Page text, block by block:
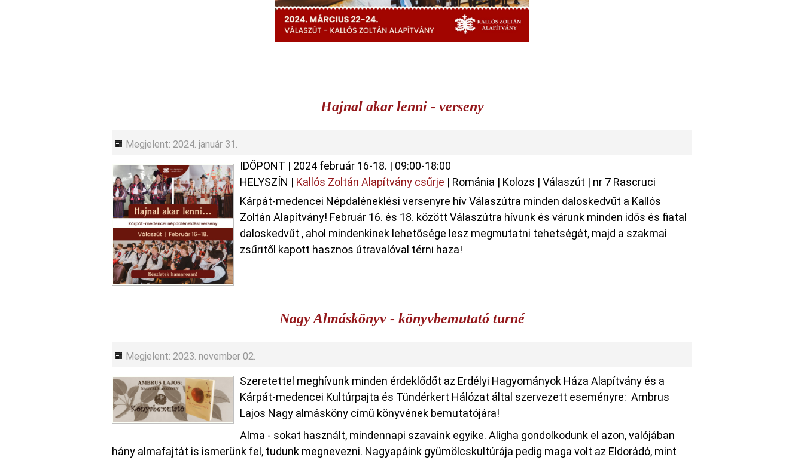
Hajnal akar lenni - verseny
Megjelent: 2024. január 31.
IDŐPONT | 2024 február 16-18. | 09:00-18:00
HELYSZÍN | Kallós Zoltán Alapítvány csűrje | Románia | Kolozs | Válaszút | nr 7 Rascruci
Kárpát-medencei Népdaléneklési versenyre hív Válaszútra minden daloskedvűt a Kallós
Zoltán Alapítvány! Február 16. és 18. között Válaszútra hívunk és várunk minden idős és fiatal
daloskedvűt , ahol mindenkinek lehetősége lesz megmutatni tehetségét, majd a szakmai
zsűritől kapott hasznos útravalóval térni haza!
Nagy Almáskönyv - könyvbemutató turné
Megjelent: 2023. november 02.
Szeretettel meghívunk minden érdeklődőt az Erdélyi Hagyományok Háza Alapítvány és a
Kárpát-medencei Kultúrpajta és Tündérkert Hálózat által szervezett eseményre: Ambrus
Lajos Nagy almásköny című könyvének bemutatójára!
Alma - sokat használt, mindennapi szavaink egyike. Aligha gondolkodunk el azon, valójában
hány almafajtát is ismerünk fel, tudunk megnevezni. Nagyapáink gyümölcskultúrája pedig maga volt az Eldorádó, mint